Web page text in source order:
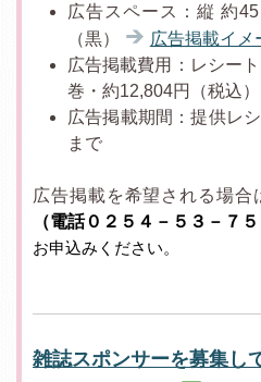
広告スペース：縦 約
（黒）
広告掲載イメ
広告掲載費用：レシー
巻・約12,804円（税込
広告掲載期間：提供レ
まで
広告掲載を希望される場合
（電話０２５４－５３－７５
お申込みください。
雑誌スポンサーを募集し